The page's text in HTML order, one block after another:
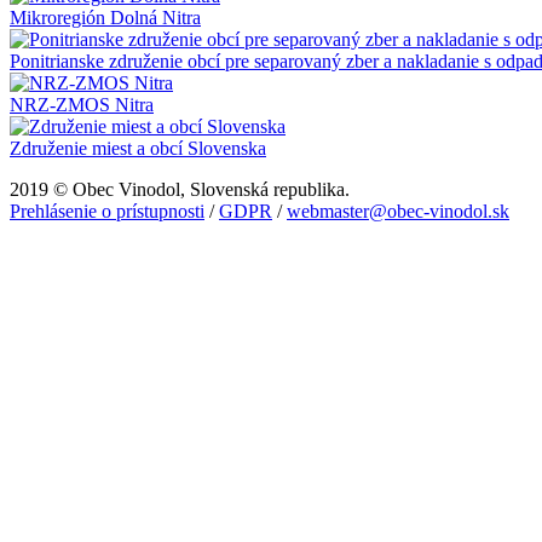
Mikroregión Dolná Nitra
Ponitrianske združenie obcí pre separovaný zber a nakladanie s
NRZ-ZMOS Nitra
Združenie miest a obcí Slovenska
2019 © Obec Vinodol, Slovenská republika.
Prehlásenie o prístupnosti /GDPR /webmaster@obec-vinodol.sk